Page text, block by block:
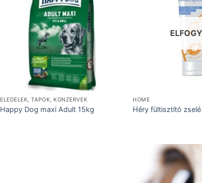
ELEDELEK, TÁPOK, KONZERVEK
Happy Dog maxi Adult 15kg
HOME
Héry fültisztító